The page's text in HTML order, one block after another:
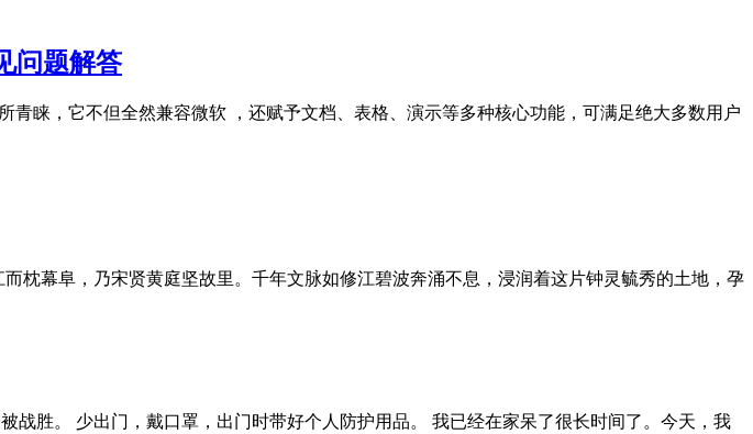
问题解答
睐，它不但全然兼容微软 ，还赋予文档、表格、演示等多种核心功能，可满足绝大多数用户
幕阜，乃宋贤黄庭坚故里。千年文脉如修江碧波奔涌不息，浸润着这片钟灵毓秀的土地，孕
胜。 少出门，戴口罩，出门时带好个人防护用品。 我已经在家呆了很长时间了。今天，我